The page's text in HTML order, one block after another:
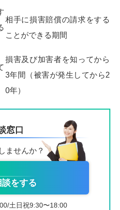
相手に損害賠償の請求をする
ことができる期間
損害及び加害者を知ってから
3年間（被害が発生してから2
0年）
窓口
しませんか？
をする
土日祝9:30〜18:00